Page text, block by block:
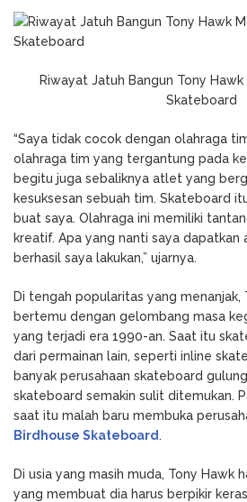
Riwayat Jatuh Bangun Tony
Skateboard
“Saya tidak cocok dengan olahraga
olahraga tim yang tergantung pada
begitu juga sebaliknya atlet yang
kesuksesan sebuah tim. Skateboard
buat saya. Olahraga ini memiliki
kreatif. Apa yang nanti saya dapatkan
berhasil saya lakukan,” ujarnya.
Di tengah popularitas yang menanjak,
bertemu dengan gelombang masa
yang terjadi era 1990-an. Saat itu
dari permainan lain, seperti inline
banyak perusahaan skateboard
skateboard semakin sulit ditemukan.
saat itu malah baru membuka
Birdhouse Skateboard .
Di usia yang masih muda, Tony Hawk
yang membuat dia harus berpikir